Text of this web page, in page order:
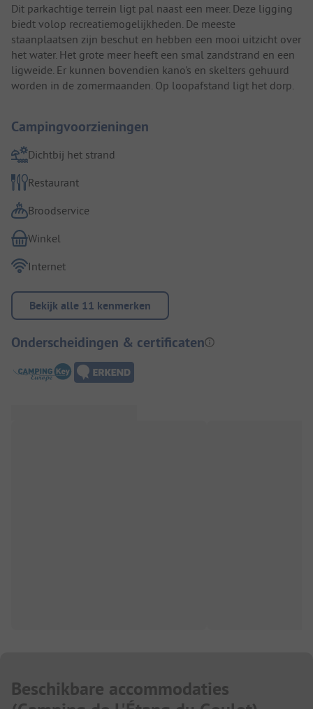
Dit parkachtige terrein ligt pal naast een meer. Deze ligging
biedt volop recreatiemogelijkheden. De meeste
staanplaatsen zijn beschut en hebben een mooi uitzicht over
het water. Het grote meer heeft een smal zandstrand en een
ligweide. Er kunnen bovendien kano's en skelters gehuurd
worden in de zomermaanden. Op loopafstand ligt het dorp.
Campingvoorzieningen
Dichtbij het strand
Restaurant
Broodservice
Winkel
Internet
Bekijk alle 11 kenmerken
Onderscheidingen & certificaten
Beschikbare accommodaties